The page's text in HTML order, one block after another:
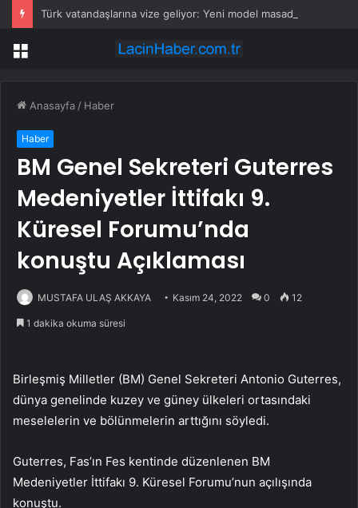
Türk vatandaşlarına vize geliyor: Yeni model masada
Menü
Anasayfa / Haber
Haber
BM Genel Sekreteri Guterres
Medeniyetler İttifakı 9.
Küresel Forumu’nda
konuştu Açıklaması
MUSTAFA ULAŞ AKKAYA Kasım 24, 2022 0 12
1 dakika okuma süresi
Birleşmiş Milletler (BM) Genel Sekreteri Antonio Guterres,
dünya genelinde kuzey ve güney ülkeleri ortasındaki
meselelerin ve bölünmelerin arttığını söyledi.
Guterres, Fas’ın Fes kentinde düzenlenen BM
Medeniyetler İttifakı 9. Küresel Forumu’nun açılışında
konuştu.